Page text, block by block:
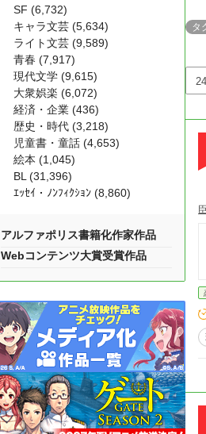
タ
SF (6,732)
キャラ文芸 (5,634)
ライト文芸 (9,589)
青春 (7,917)
現代文学 (9,615)
大衆娯楽 (6,072)
経済・企業 (436)
歴史・時代 (3,218)
児童書・童話 (4,653)
絵本 (1,045)
BL (31,396)
ｴｯｾｲ・ﾉﾝﾌｨｸｼｮﾝ (8,860)
アルファポリス書籍化作家作品
Webコンテンツ大賞受賞作品